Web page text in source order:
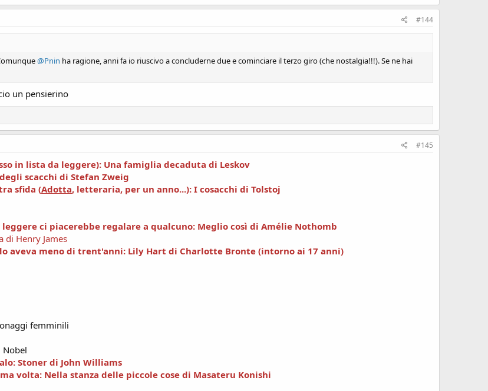
#144
@Pnin ha ragione, anni fa io riuscivo a concluderne due e cominciare il terzo giro (che nostalgia!!!). Se ne hai
un pensierino
#145
in lista da leggere): Una famiglia decaduta di Leskov
scacchi di Stefan Zweig
sfida (Adotta, letteraria, per un anno...): I cosacchi di Tolstoj
ci piacerebbe regalare a qualcuno: Meglio così di Amélie Nothomb
di Henry James
aveva meno di trent'anni: Lily Hart di Charlotte Bronte (intorno ai 17 anni)
femminili
Nobel
Stoner di John Williams
volta: Nella stanza delle piccole cose di Masateru Konishi